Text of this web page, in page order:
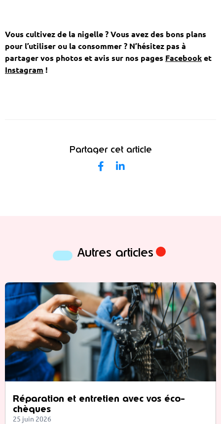
Vous cultivez de la nigelle ? Vous avez des bons plans
pour l’utiliser ou la consommer ? N’hésitez pas à
partager vos photos et avis sur nos pages Facebook et
Instagram !
Partager cet article
Autres articles
Réparation et entretien avec vos éco-
chèques
25 juin 2026